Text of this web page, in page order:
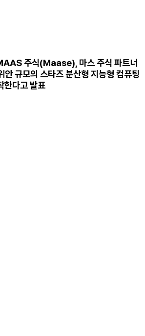
주식(Maase), 마스 주식 파트너
규모의 스타즈 분산형 지능형 컴퓨팅
한다고 발표